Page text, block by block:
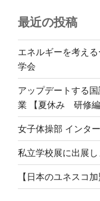
最近の投稿
エネルギーを考え
学会
アップデートする
業 【夏休み 研修編
女子体操部 インタ
私立学校展に出展し
【日本のユネスコ